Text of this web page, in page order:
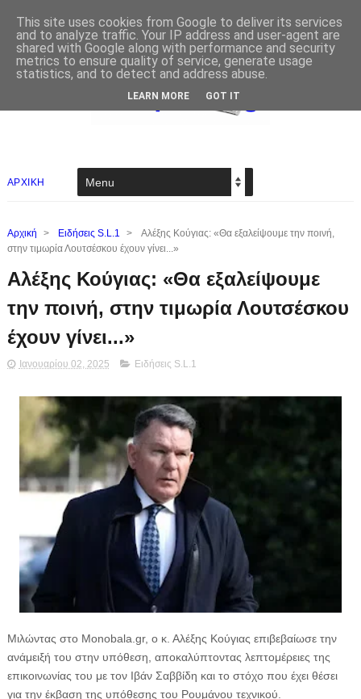
ΑΡΧΙΚΗ
Αρχική > Ειδήσεις S.L.1 >
Αλέξης Κούγιας: «Θα εξαλείψουμε την ποινή,
στην τιμωρία Λουτσέσκου έχουν γίνει...»
Αλέξης Κούγιας: «Θα εξαλείψουμε
την ποινή, στην τιμωρία Λουτσέσκου
έχουν γίνει...»
Ιανουαρίου 02, 2025 Ειδήσεις S.L.1
Μιλώντας στο Monobala.gr, ο κ. Αλέξης Κούγιας επιβεβαίωσε την
ανάμειξή του στην υπόθεση, αποκαλύπτοντας λεπτομέρειες της
επικοινωνίας του με τον Ιβάν Σαββίδη και το στόχο που έχει θέσει
για την έκβαση της υπόθεσης του Ρουμάνου τεχνικού.
This site uses cookies from Google to deliver its services
and to analyze traffic. Your IP address and user-agent are
shared with Google along with performance and security
metrics to ensure quality of service, generate usage
statistics, and to detect and address abuse.
LEARN MORE GOT IT